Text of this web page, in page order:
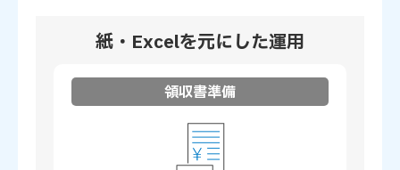
紙・Excelを元にした運用
領収書準備